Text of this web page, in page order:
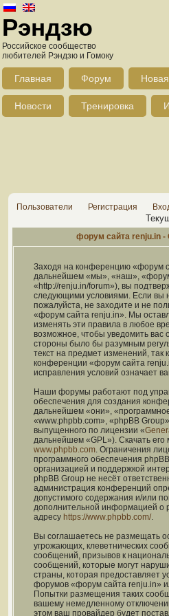
Рэндзю
Российское сообщество
любителей Рэндзю и Гомоку
Главная Форум
Новости Тренировка
Пользователи Регистрация
форум сайта renju.in
Заходя на конференцию «форум
дальнейшем «мы», «наш»,
«http://renju.in/forum»), вы
следующими условиями. Если вы
пожалуйста, не заходите и не
«форум сайта renju.in». Мы
изменять эти правила в любое
возможное, чтобы уведомить вас
стороны было бы разумным
текст на предмет изменений, так
конференции «форум сайта
исправления условий означает
Наши форумы работают под
обеспечения для создания
дальнейшем «они»,
«www.phpbb.com», «phpBB
выпущенного по лицензии «
дальнейшем «GPL»). Скачать его
www.phpbb.com. Ограничения
программного обеспечения
организацией и поддержкой
phpBB Group не несёт
администрация конференций
допустимого содержания и/или
дополнительной информацией о
адресу https://www.phpbb.com/.
Вы соглашаетесь не размещать
угрожающих, клеветнических
сообщений, призывов к
сообщений, которые могут
страны, которая предоставляет
форумов «форум сайта renju.in»
Попытки размещения таких
вашему немедленному
этом ваш провайдер будет